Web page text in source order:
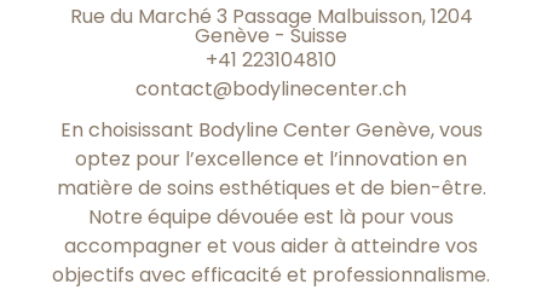
Rue du Marché 3 Passage Malbuisson, 1204
Genève - Suisse
+41 223104810
contact@bodylinecenter.ch
En choisissant Bodyline Center Genève, vous
optez pour l’excellence et l’innovation en
matière de soins esthétiques et de bien-être.
Notre équipe dévouée est là pour vous
accompagner et vous aider à atteindre vos
objectifs avec efficacité et professionnalisme.